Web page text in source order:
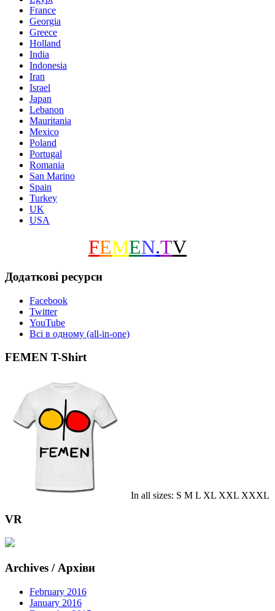
France
Georgia
Greece
Holland
India
Indonesia
Iran
Israel
Japan
Lebanon
Mauritania
Mexico
Poland
Portugal
Romania
San Marino
Spain
Turkey
UK
USA
FEMEN.TV
Додаткові ресурси
Facebook
Twitter
YouTube
Всі в одному (all-in-one)
FEMEN T-Shirt
In all sizes: S M L XL XXL XXXL
VR
Archives / Архіви
February 2016
January 2016